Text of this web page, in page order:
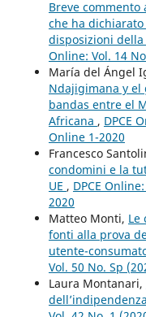
Breve commento
che ha
disposizioni
Online: Vol. 14
María del Ángel
Ndajigimana y el
bandas entre el
Africana , DPCE
Online 1-2020
Francesco
condomini e la
UE , DPCE
2020
Matteo Monti, Le
fonti alla prova
utente-
Vol. 50 No. Sp
Laura Montanari,